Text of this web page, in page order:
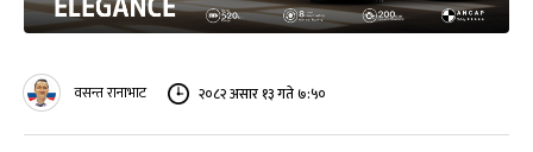
वसन्त रानाभाट २०८२ असार १३ गते ७:५०